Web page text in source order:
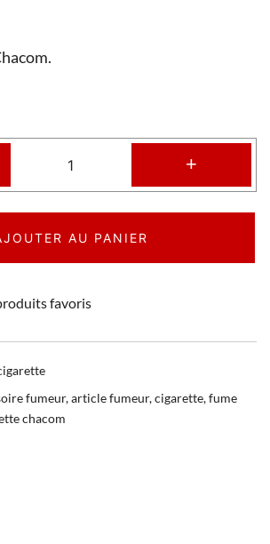
+
AU PANIER
favoris
fumeur,article fumeur,cigarette,fume
chacom